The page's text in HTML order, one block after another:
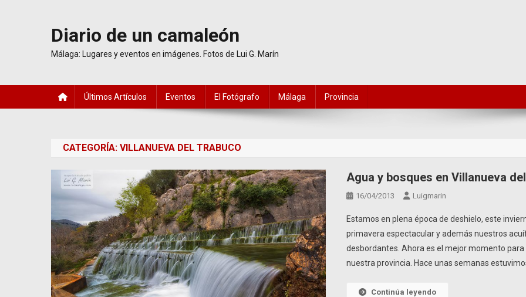
Diario de un camaleón
Málaga: Lugares y eventos en imágenes. Fotos de Lui G. Marín
Últimos Artículos Eventos El Fotógrafo Málaga Provincia
CATEGORÍA: VILLANUEVA DEL TRABUCO
Agua y bosques en Villanueva
16/04/2013 Luigmarin
Estamos en plena época de deshielo, este
primavera espectacular y además nuestros
desbordantes. Ahora es el mejor momento
nuestra provincia. Hace unas semanas
Continúa leyendo